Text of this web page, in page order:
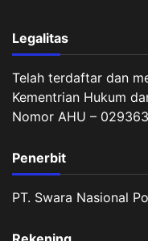
Legalitas
Telah terdaftar dan
Kementrian Hukum
Nomor AHU –
Penerbit
PT. Swara Nasional